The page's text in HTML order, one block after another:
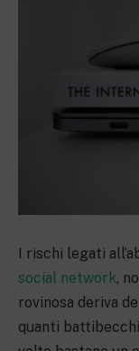
I rischi legati
social network,
rovinosa deriva
quanti